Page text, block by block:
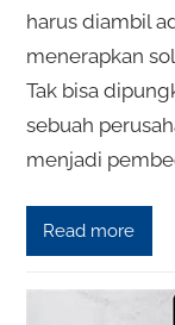
harus diambil
menerapkan
Tak bisa
sebuah
menjadi
Read more